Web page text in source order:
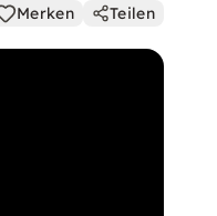
Merken Teilen